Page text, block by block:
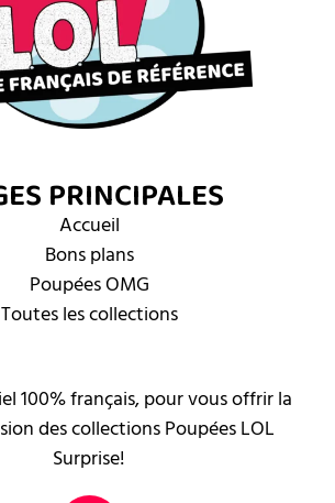
PRINCIPALES
Accueil
Bons plans
Poupées OMG
Toutes les collections
100% français, pour vous offrir la
des collections Poupées LOL
Surprise!